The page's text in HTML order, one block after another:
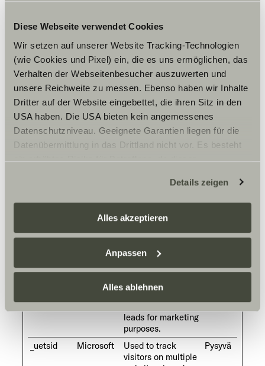
Diese Webseite verwendet Cookies
Wir setzen auf unserer Website Tracking-Technologien
(wie Cookies und Pixel) ein, die es uns ermöglichen, das
Verhalten der Webseitenbesucher auszuwerten und
unsere Reichweite zu messen. Ebenso haben wir Inhalte
Dritter auf der Website eingebettet, die ihren Sitz in den
USA haben. Die USA bieten kein angemessenes
Datenschutzniveau. Geeignete Garantien liegen für die
Datenübermittlung in das Drittland nicht vor. Es besteht
ein erhöhtes Risiko für Betroffene, da diesen
zustehen. Eingesetzte Dienstleister können Daten für
eigene Zwecke verarbeiten und mit anderen Daten
zusammenführen. Weitere Informationen finden Sie hier:
Datenschutzerklärung
einzelne Cookies/Dienste in den Einstellungen aus,
erteilen Sie uns Ihre Einwilligung zur Verarbeitung Ihrer
Daten zu den genannten Zwecken. Die Einwilligung ist
freiwillig, für den Besuch der Website nicht erforderlich
und kann jederzeit über die Einstellungen widerrufen
werden. Klicken Sie auf Ablehnen, werden nur die
notwendigen Cookies auf der Webseite gesetzt, die für
den störungsfreien Betrieb der Webseite und die
Details zeigen
Alles akzeptieren
Anpassen
Alles ablehnen
website - This
the relevance of
the advertisements
on the website.
_pc_ses
visit.sunlig
ht.de
Tracks the
individual sessions
on the website,
allowing the
website to compile
statistical data
This data can also
be used to create
leads for marketing
2
päivää
visit.sunlig Tracks the
individual sessions
on the website,
allowing the
website to compile
statistical data
from multiple visits.
This data can also
be used to create
leads for marketing
purposes.
_uetsid Microsoft
Used to track
visitors on multiple
Pysyvä